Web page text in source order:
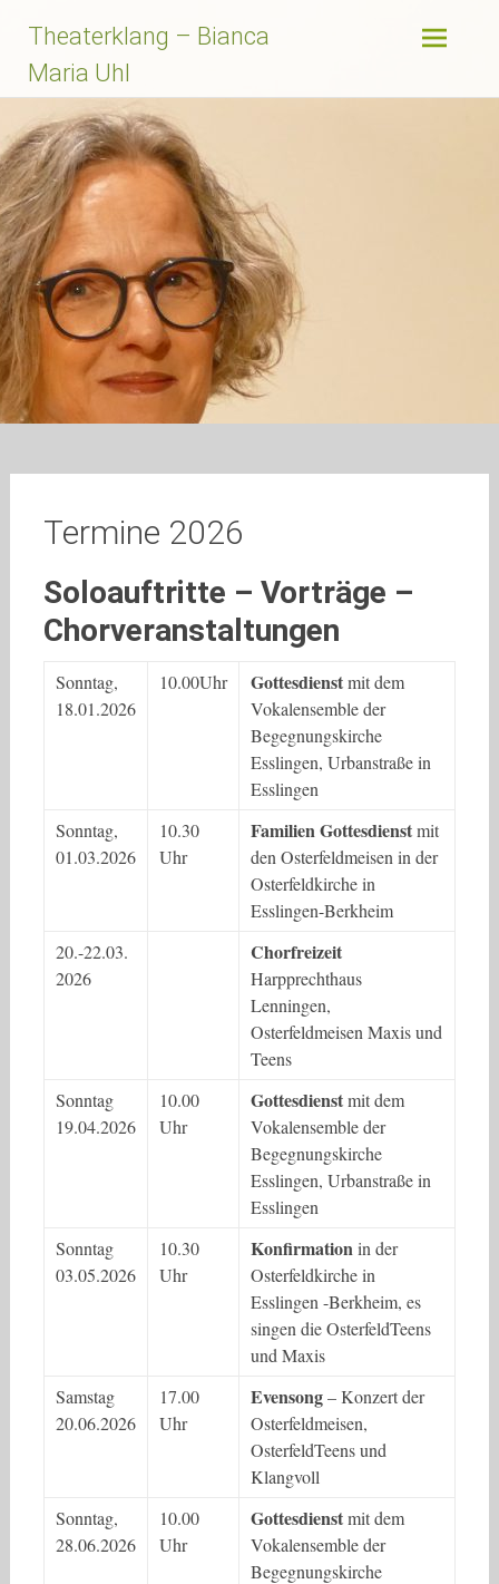
springen
Theaterklang – Bianca
Maria Uhl
Termine 2026
Soloauftritte – Vorträge –
Chorveranstaltungen
Sonntag,
18.01.2026
10.00Uhr Gottesdienstmit dem
Vokalensemble der
Begegnungskirche
Esslingen, Urbanstraße in
Esslingen
Sonntag,
01.03.2026
10.30
Uhr
Familien Gottesdienstmit
den Osterfeldmeisen in der
Osterfeldkirche in
Esslingen-Berkheim
20.-22.03.
2026
Chorfreizeit
Harpprechthaus
Lenningen,
Osterfeldmeisen Maxis und
Teens
Sonntag
19.04.2026
10.00
Uhr
Gottesdienstmit dem
Vokalensemble der
Begegnungskirche
Esslingen, Urbanstraße in
Esslingen
Sonntag
03.05.2026
10.30
Uhr
Konfirmationin der
Osterfeldkirche in
Esslingen -Berkheim, es
singen die OsterfeldTeens
und Maxis
Samstag
20.06.2026
17.00
Uhr
Evensong– Konzert der
Osterfeldmeisen,
OsterfeldTeens und
Klangvoll
Sonntag,
28.06.2026
10.00
Uhr
Gottesdienstmit dem
Vokalensemble der
Begegnungskirche